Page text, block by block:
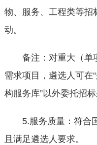
物、服务、工程类等招
动。
备注：对重大（单
需求项目，遴选人可在
构服务库”以外委托招
5.服务质量：符合
且满足遴选人要求。